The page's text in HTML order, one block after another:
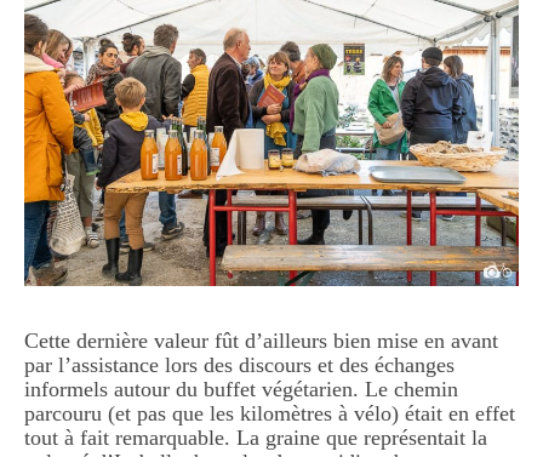
Cette dernière valeur fût d’ailleurs bien mise en avant
par l’assistance lors des discours et des échanges
informels autour du buffet végétarien. Le chemin
parcouru (et pas que les kilomètres à vélo) était en effet
tout à fait remarquable. La graine que représentait la